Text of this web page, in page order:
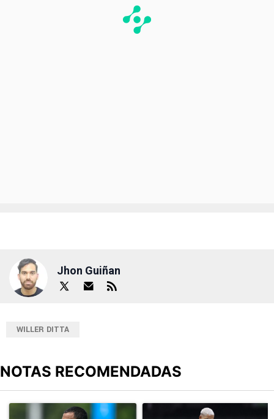
Jhon Guiñan
WILLER DITTA
NOTAS RECOMENDADAS
Un artículo de tendencia con el título "¿Willer Ditta se pierde el
Un artículo de tendencia con